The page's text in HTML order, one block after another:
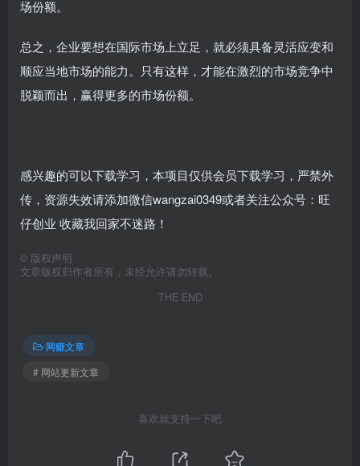
场份额。
总之，企业要想在国际市场上立足，就必须具备灵活应变和
顺应当地市场的能力。只有这样，才能在激烈的市场竞争中
脱颖而出，赢得更多的市场份额。
感兴趣的可以下载学习，本项目仅供会员下载学习，严禁外
传，资源失效请添加微信wangzai0349或者关注公众号：旺
仔创业 收藏我回家不迷路！
© 版权声明
文章版权归作者所有，未经允许请勿转载。
THE END
网赚文章
# 网站更新文章
喜欢就支持一下吧